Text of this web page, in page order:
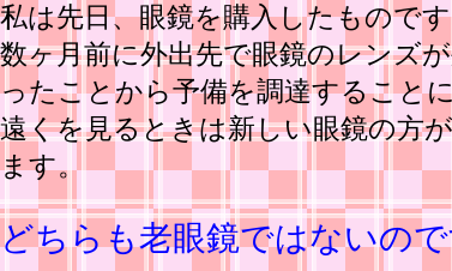
私は先日、眼鏡を購入したもので
数ヶ月前に外出先で眼鏡のレンズ
ったことから予備を調達すること
遠くを見るときは新しい眼鏡の方
ます。
どちらも老眼鏡ではないの